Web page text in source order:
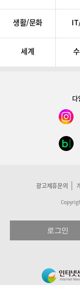
생활/문화
세계
광고제휴문의
로그인